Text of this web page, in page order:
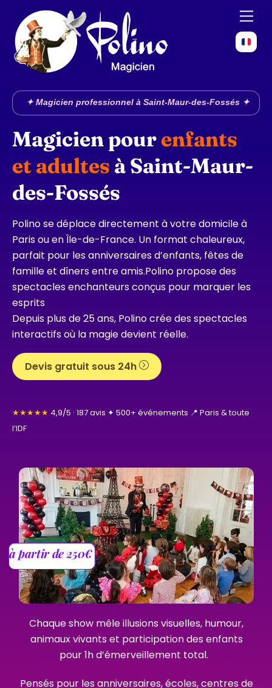
content
✦ Magicien professionnel à Saint-Maur-des-Fossés ✦
Magicien pourenfants
et adultes àSaint-Maur-
des-Fossés
Polino se déplace directement à votre domicile à
Paris ou en Île-de-France. Un format chaleureux,
parfait pour les anniversaires d’enfants, fêtes de
famille et dîners entre amis.Polino propose des
spectacles enchanteurs conçus pour marquer les
esprits
Depuis plus de 25 ans, Polino crée des spectacles
interactifs où la magie devient réelle.
Devis gratuit sous 24h
★★★★★ 4,9/5 · 187 avis ✦ 500+ événements 📍 Paris & toute
l’IDF
à partir de 250€
Chaque show mêle illusions visuelles, humour,
animaux vivants et participation des enfants
pour 1h d’émerveillement total.
Pensés pour les anniversaires, écoles, centres de